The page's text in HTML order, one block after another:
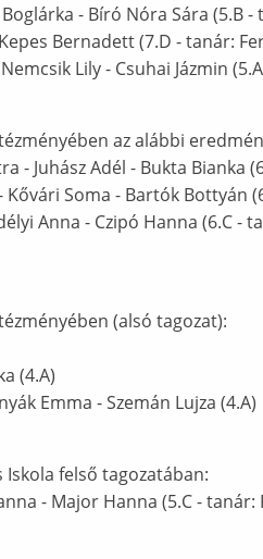
- Bíró Nóra Sára (5.B -
Bernadett (7.D - tanár:
Lily - Csuhai Jázmin
az alábbi
- Juhász Adél - Bukta Bianka
Soma - Bartók Bottyán
Anna - Czipó Hanna (6.C -
(alsó tagozat):
(4.A)
Emma - Szemán Lujza (4.A)
felső tagozatában:
- Major Hanna (5.C - tanár: